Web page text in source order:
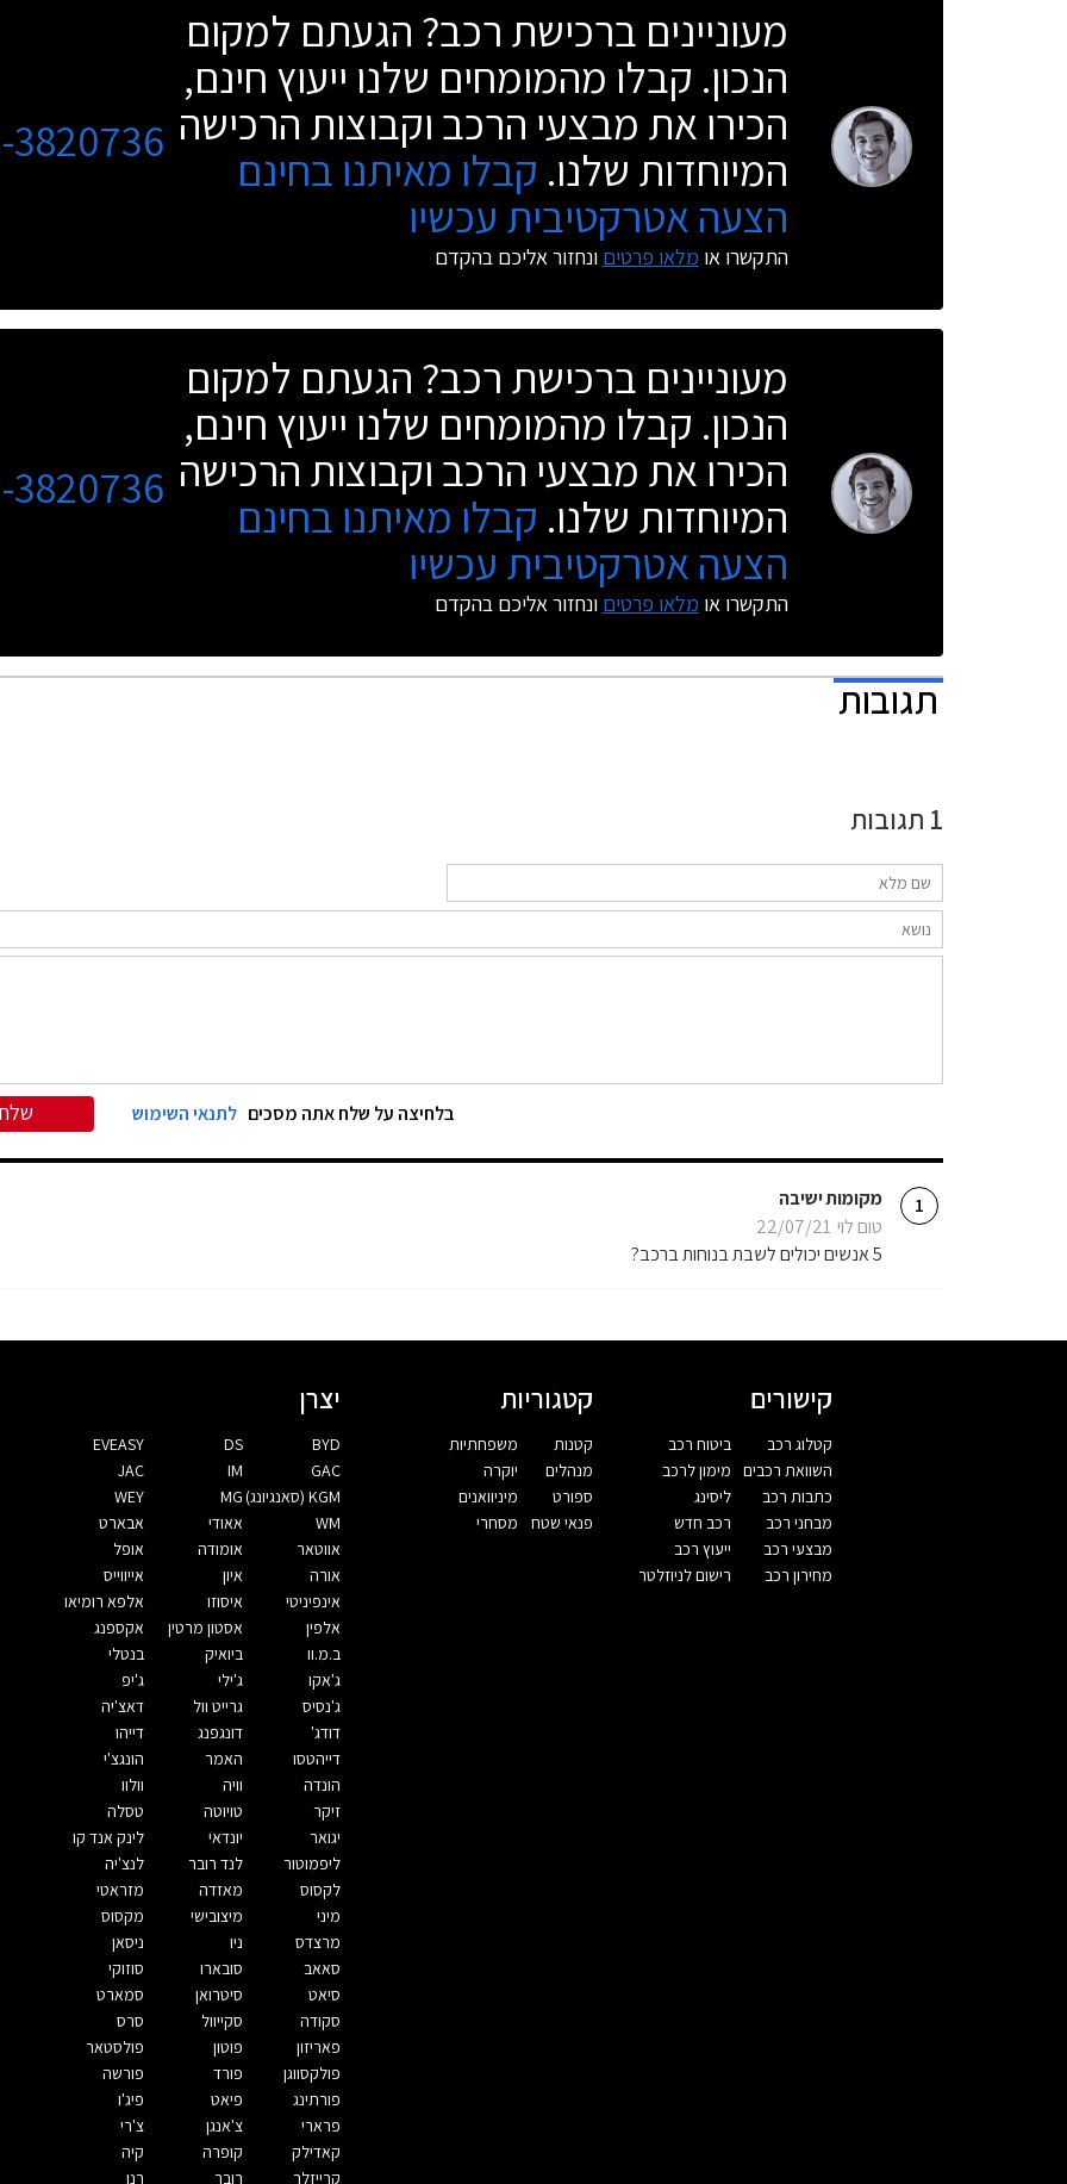
מעוניינים ברכישת רכב? הגעתם למקום
הנכון. קבלו מהמומחים שלנו ייעוץ חינם,
הכירו את מבצעי הרכב וקבוצות הרכישה
המיוחדות שלנו. קבלו מאיתנו בחינם
הצעה אטרקטיבית עכשיו
התקשרו או מלאו פרטים ונחזור אליכם בהקדם
3820736
מעוניינים ברכישת רכב? הגעתם למקום
הנכון. קבלו מהמומחים שלנו ייעוץ חינם,
הכירו את מבצעי הרכב וקבוצות הרכישה
המיוחדות שלנו. קבלו מאיתנו בחינם
הצעה אטרקטיבית עכשיו
התקשרו או מלאו פרטים ונחזור אליכם בהקדם
3820736
תגובות
1 תגובות
בלחיצה על שלח אתה מסכים לתנאי השימוש
1
מקומות ישיבה
טום לוי 22/07/21
5 אנשים יכולים לשבת בנוחות ברכב?
קישורים
קטלוג רכב
השוואת רכבים
כתבות רכב
מבחני רכב
מבצעי רכב
מחירון רכב
ביטוח רכב
מימון לרכב
ליסינג
רכב חדש
ייעוץ רכב
רישום לניוזלטר
קטגוריות
קטנות
מנהלים
ספורט
פנאי שטח
משפחתיות
יוקרה
מיניוואנים
מסחרי
יצרן
BYD
DS
EVEASY
GAC
IM
JAC
KGM (סאנגיונג)
MG
WEY
WM
אאודי
אבארט
אווטאר
אומודה
אופל
אורה
איון
אייווייס
אינפיניטי
איסוזו
אלפא רומיאו
אלפין
אסטון מרטין
אקספנג
ב.מ.וו
ביואיק
בנטלי
ג'אקו
ג'ילי
ג'יפ
ג'נסיס
גרייט וול
דאצ'יה
דודג'
דונגפנג
דייהו
דייהטסו
האמר
הונגצ'י
הונדה
וויה
וולוו
זיקר
טויוטה
טסלה
יגואר
יונדאי
לינק אנד קו
ליפמוטור
לנד רובר
לנצ'יה
לקסוס
מאזדה
מזראטי
מיני
מיצובישי
מקסוס
מרצדס
ניו
ניסאן
סאאב
סובארו
סוזוקי
סיאט
סיטרואן
סמארט
סקודה
סקייוול
סרס
פאריזון
פוטון
פולסטאר
פולקסווגן
פורד
פורשה
פורתינג
פיאט
פיג'ו
פרארי
צ'אנגן
צ'רי
קאדילק
קופרה
קיה
קרייזלר
רובר רנו